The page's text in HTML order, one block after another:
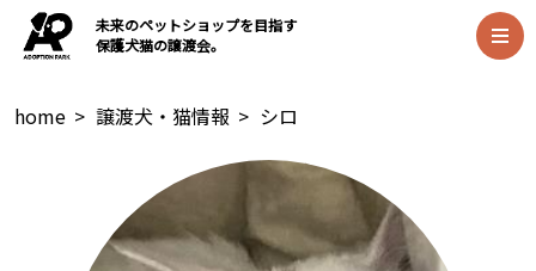
未来のペットショップを目指す
保護犬猫の譲渡会。
home > 譲渡犬・猫情報 > シロ